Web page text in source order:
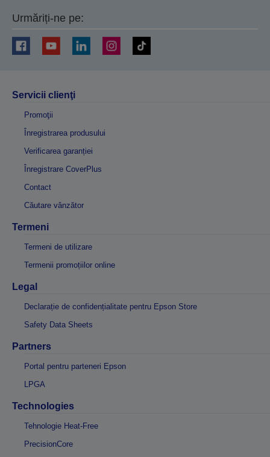
Urmăriți-ne pe:
Servicii clienţi
Promoţii
Înregistrarea produsului
Verificarea garanției
Înregistrare CoverPlus
Contact
Căutare vânzător
Termeni
Termeni de utilizare
Termenii promoțiilor online
Legal
Declarație de confidențialitate pentru Epson Store
Safety Data Sheets
Partners
Portal pentru parteneri Epson
LPGA
Technologies
Tehnologie Heat-Free
PrecisionCore